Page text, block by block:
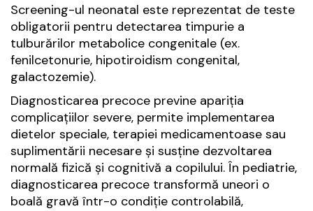
Screening-ul neonatal este reprezentat de teste
obligatorii pentru detectarea timpurie a
tulburărilor metabolice congenitale (ex.
fenilcetonurie, hipotiroidism congenital,
galactozemie).
Diagnosticarea precoce previne apariția
complicațiilor severe, permite implementarea
dietelor speciale, terapiei medicamentoase sau
suplimentării necesare și susține dezvoltarea
normală fizică și cognitivă a copilului. În pediatrie,
diagnosticarea precoce transformă uneori o
boală gravă într-o condiție controlabilă,